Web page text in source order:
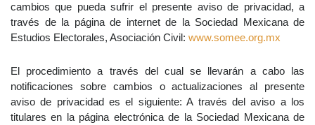
cambios que pueda sufrir el presente aviso de privacidad, a
través de la página de internet de la Sociedad Mexicana de
Estudios Electorales, Asociación Civil: www.somee.org.mx
El procedimiento a través del cual se llevarán a cabo las
notificaciones sobre cambios o actualizaciones al presente
aviso de privacidad es el siguiente: A través del aviso a los
titulares en la página electrónica de la Sociedad Mexicana de